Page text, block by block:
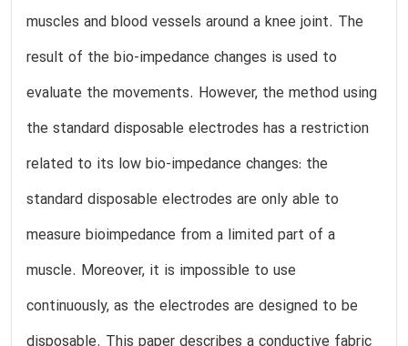
muscles and blood vessels around a knee joint. The
result of the bio-impedance changes is used to
evaluate the movements. However, the method using
the standard disposable electrodes has a restriction
related to its low bio-impedance changes: the
standard disposable electrodes are only able to
measure bioimpedance from a limited part of a
muscle. Moreover, it is impossible to use
continuously, as the electrodes are designed to be